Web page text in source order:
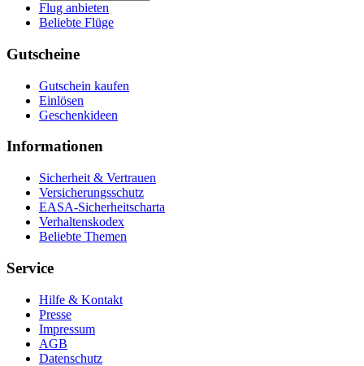
Flug anbieten
Beliebte Flüge
Gutscheine
Gutschein kaufen
Einlösen
Geschenkideen
Informationen
Sicherheit & Vertrauen
Versicherungsschutz
EASA-Sicherheitscharta
Verhaltenskodex
Beliebte Themen
Service
Hilfe & Kontakt
Presse
Impressum
AGB
Datenschutz